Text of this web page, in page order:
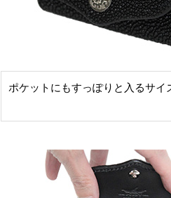
ポケットにもすっぽりと入るサイ